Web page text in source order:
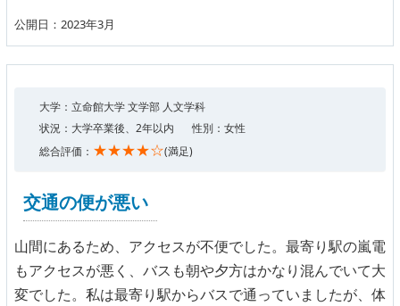
公開日：2023年3月
大学：立命館大学 文学部 人文学科
状況：大学卒業後、2年以内
性別：女性
総合評価： ★★★★☆(満足)
交通の便が悪い
山間にあるため、アクセスが不便でした。最寄り駅の嵐電
もアクセスが悪く、バスも朝や夕方はかなり混んでいて大
変でした。私は最寄り駅からバスで通っていましたが、体